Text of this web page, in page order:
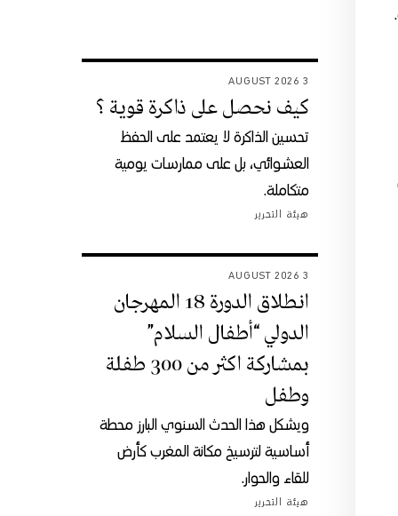
3 AUGUST 2026
كيف نحصل على ذاكرة قوية ؟
تحسين الذاكرة لا يعتمد على الحفظ
العشوائي، بل على ممارسات يومية
متكاملة.
هيئة التحرير
3 AUGUST 2026
انطلاق الدورة 18 المهرجان
الدولي “أطفال السلام”
بمشاركة اكثر من 300 طفلة
وطفل
ويشكل هذا الحدث السنوي البارز محطة
أساسية لترسيخ مكانة المغرب كأرض
للقاء والحوار.
هيئة التحرير